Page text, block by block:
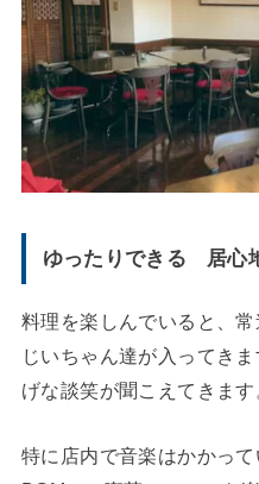
ゆったりできる 居心
料理を楽しんでいると、
じいちゃん達が入ってき
げな談笑が聞こえてきます
特に店内で音楽はかかっ